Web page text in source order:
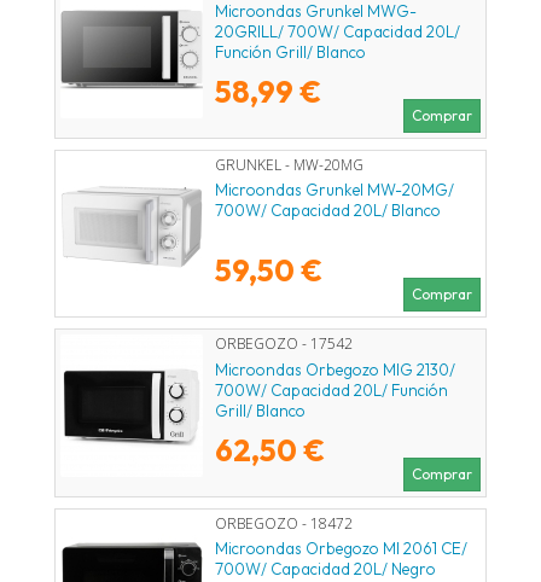
Microondas Grunkel MWG-
20GRILL/ 700W/ Capacidad 20L/
Función Grill/ Blanco
58,99 €
Comprar
GRUNKEL - MW-20MG
Microondas Grunkel MW-20MG/
700W/ Capacidad 20L/ Blanco
59,50 €
Comprar
ORBEGOZO - 17542
Microondas Orbegozo MIG 2130/
700W/ Capacidad 20L/ Función
Grill/ Blanco
62,50 €
Comprar
ORBEGOZO - 18472
Microondas Orbegozo MI 2061 CE/
700W/ Capacidad 20L/ Negro